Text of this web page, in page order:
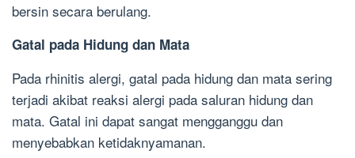
bersin secara berulang.
Gatal pada Hidung dan Mata
Pada rhinitis alergi, gatal pada hidung dan mata sering
terjadi akibat reaksi alergi pada saluran hidung dan
mata. Gatal ini dapat sangat mengganggu dan
menyebabkan ketidaknyamanan.